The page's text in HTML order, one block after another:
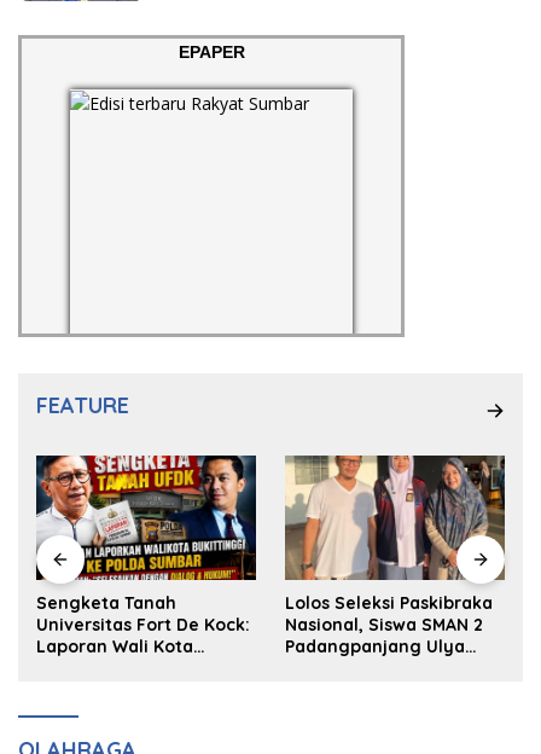
EPAPER
FEATURE
Sengketa Tanah
Universitas Fort De Kock:
Laporan Wali Kota
Lolos Seleksi Paskibraka
Nasional, Siswa SMAN 2
Padangpanjang Ulya